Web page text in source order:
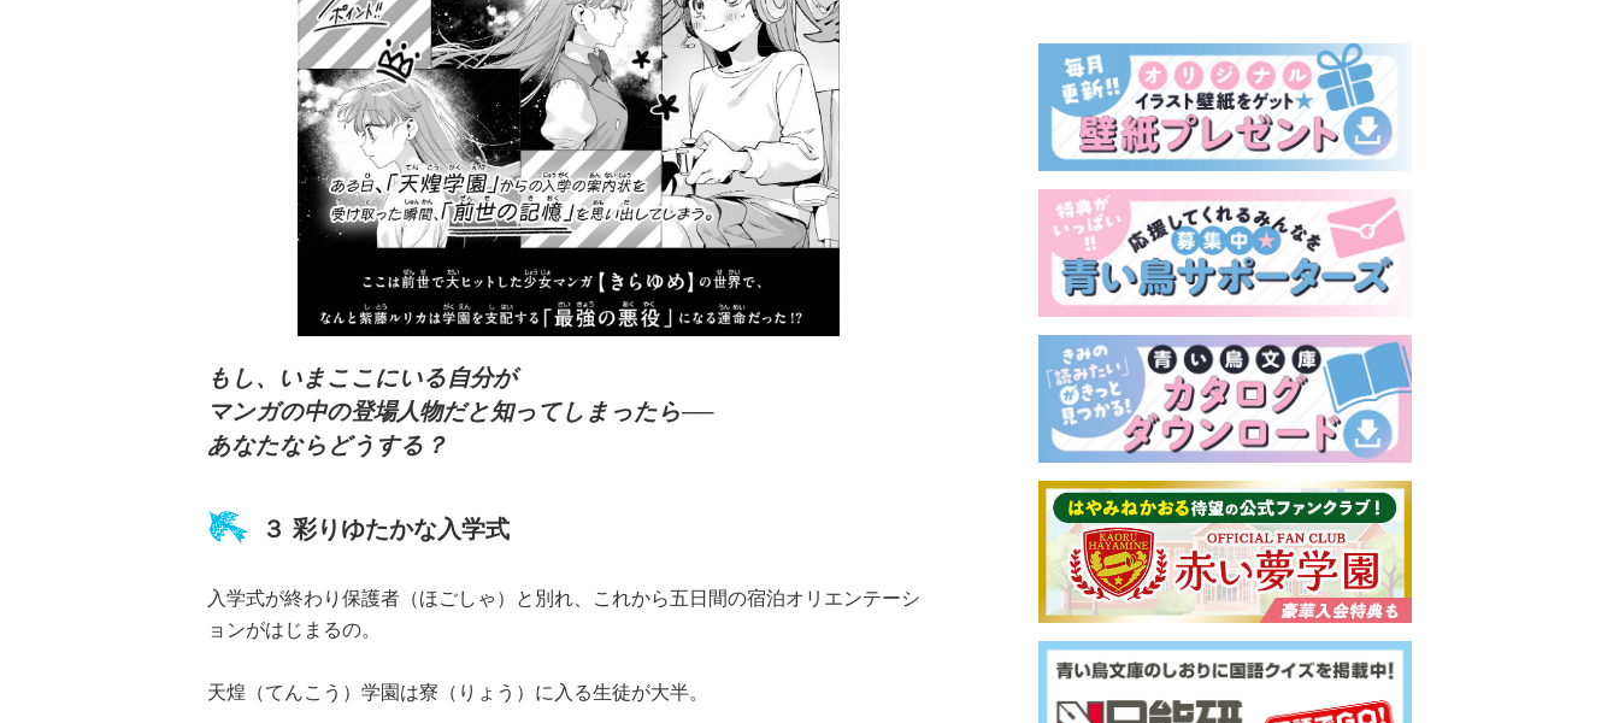
も し、いまここにいる自分が
マンガの中の登場人物だと知ってしまったら──
あなたならどうする？
３ 彩りゆたかな入学式
入学式が終わり保護者（ほごしゃ）と別れ、これから五日間の宿泊オリエンテーシ
ョンがはじまるの。
天煌（てんこう）学園は寮（りょう）に入る生徒が大半。